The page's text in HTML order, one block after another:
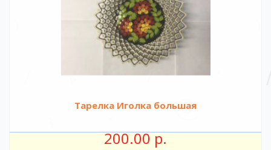
Тарелка Иголка большая
200.00 р.